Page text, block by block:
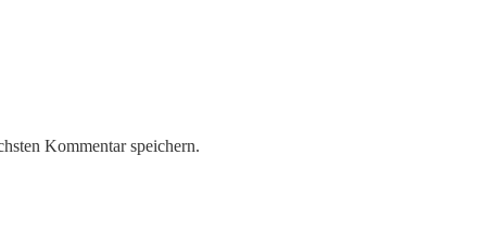
Kommentar speichern.